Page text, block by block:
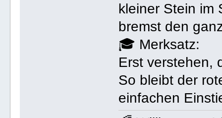
kleiner Stein im
bremst den
🎓 Merksatz:
Erst verstehen,
So bleibt der
einfachen